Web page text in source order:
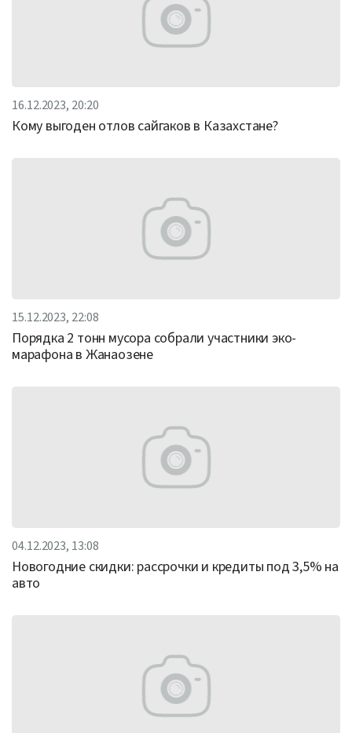
16.12.2023, 20:20
Кому выгоден отлов сайгаков в Казахстане?
15.12.2023, 22:08
Порядка 2 тонн мусора собрали участники эко-
марафона в Жанаозене
04.12.2023, 13:08
Новогодние скидки: рассрочки и кредиты под 3,5% на
авто